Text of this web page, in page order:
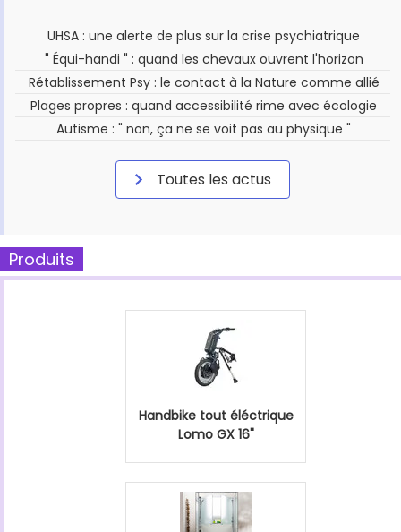
UHSA : une alerte de plus sur la crise psychiatrique
" Équi-handi " : quand les chevaux ouvrent l'horizon
Rétablissement Psy : le contact à la Nature comme allié
Plages propres : quand accessibilité rime avec écologie
Autisme : " non, ça ne se voit pas au physique "
Toutes les actus
Produits
Handbike tout éléctrique
Lomo GX 16"